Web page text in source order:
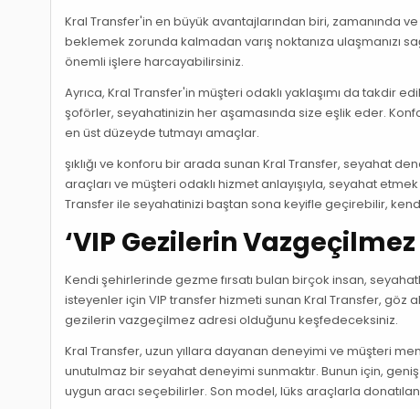
Kral Transfer'in en büyük avantajlarından biri, zamanında
beklemek zorunda kalmadan varış noktanıza
önemli işlere harcayabilirsiniz.
Ayrıca, Kral Transfer'in müşteri odaklı yaklaşımı da takdir
şoförler, seyahatinizin her aşamasında size eşlik eder.
en üst düzeyde tutmayı amaçlar.
şıklığı ve konforu bir arada sunan Kral Transfer, seyahat
araçları ve müşteri odaklı hizmet anlayışıyla, seyahat
Transfer ile seyahatinizi baştan sona keyifle geçirebilir,
‘VIP Gezilerin
Kendi şehirlerinde gezme fırsatı bulan birçok insan,
isteyenler için VIP transfer hizmeti sunan Kral Transfer, göz
gezilerin vazgeçilmez adresi olduğunu keşfedeceksiniz.
Kral Transfer, uzun yıllara dayanan deneyimi ve müşteri
unutulmaz bir seyahat deneyimi sunmaktır. Bunun için,
uygun aracı seçebilirler. Son model, lüks araçlarla